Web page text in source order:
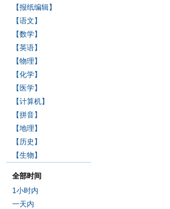
【报纸编辑】
【语文】
【数学】
【英语】
【物理】
【化学】
【医学】
【计算机】
【拼音】
【地理】
【历史】
【生物】
全部时间
1小时内
一天内